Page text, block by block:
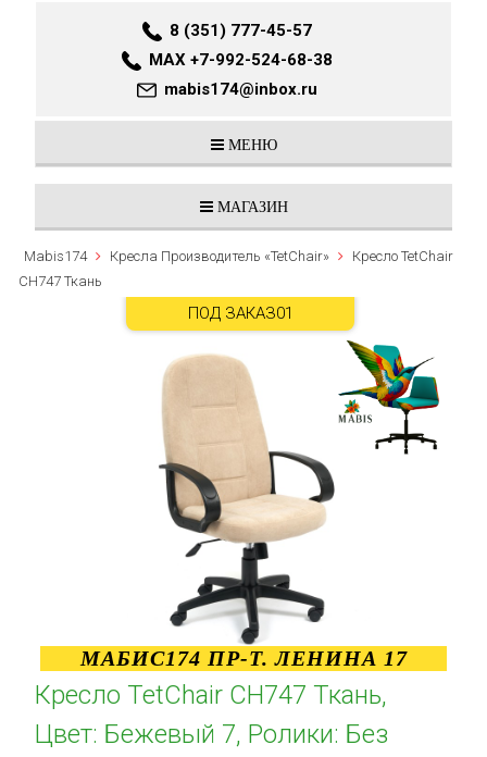
8 (351) 777-45-57
MAX +7-992-524-68-38
mabis174@inbox.ru
МЕНЮ
МАГАЗИН
Mabis174 Кресла Производитель «TetChair»
Кресло TetChair
CH747 Ткань
МАБИС174 ПР-Т. ЛЕНИНА 17
Кресло TetChair CH747 Ткань,
Цвет: Бежевый 7, Ролики: Без
ПОД ЗАКАЗ01